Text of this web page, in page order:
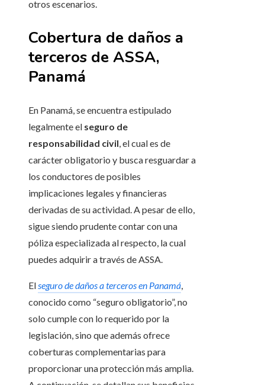
otros escenarios.
Cobertura de daños a
terceros de ASSA,
Panamá
En Panamá, se encuentra estipulado
legalmente el seguro de
responsabilidad civil, el cual es de
carácter obligatorio y busca resguardar a
los conductores de posibles
implicaciones legales y financieras
derivadas de su actividad. A pesar de ello,
sigue siendo prudente contar con una
póliza especializada al respecto, la cual
puedes adquirir a través de ASSA.
Elseguro de daños a terceros en Panamá,
conocido como “seguro obligatorio”, no
solo cumple con lo requerido por la
legislación, sino que además ofrece
coberturas complementarias para
proporcionar una protección más amplia.